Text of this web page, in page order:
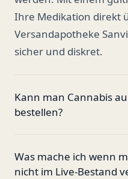
Ihre Medikation direkt
Versandapotheke
sicher und diskret.
Kann man Cannabis
bestellen?
Was mache ich wenn
nicht im Live-Bestand